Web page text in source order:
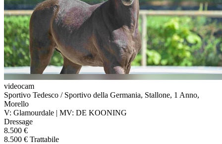
videocam
Sportivo Tedesco / Sportivo della Germania, Stallone, 1 Anno,
Morello
V: Glamourdale | MV: DE KOONING
Dressage
8.500 €
8.500 € Trattabile